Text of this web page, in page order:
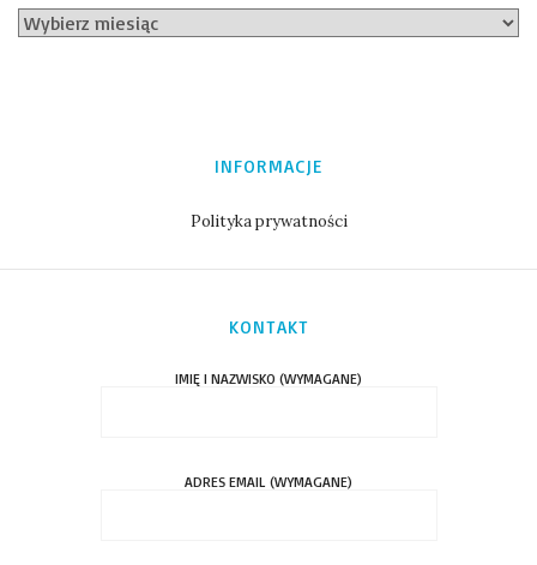
INFORMACJE
Polityka prywatności
KONTAKT
IMIĘ I NAZWISKO (WYMAGANE)
ADRES EMAIL (WYMAGANE)